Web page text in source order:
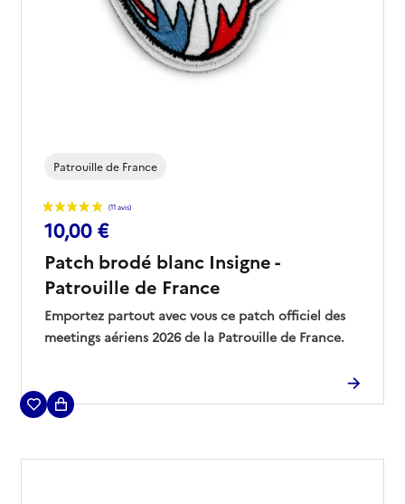
Patrouille de France
10,00 €
Patch brodé blanc Insigne -
Patrouille de France
Emportez partout avec vous ce patch officiel des
meetings aériens 2026 de la Patrouille de France.
unité de l'armée de l'Air et de l'Espace.